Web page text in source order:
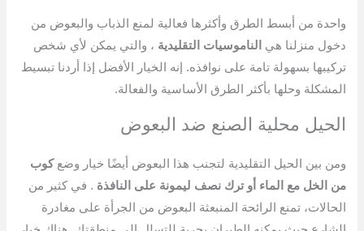
واحدة من أبسط الطرق وأكثرها فعالية لمنع الذباب والبعوض من
دخول منزلنا هي
الناموسيات التقليدية ، والتي يمكن لأي شخص
تركيبها بسهولة تامة على نوافذه. إنه الخيار الأفضل إذا أردنا تبسيط
المشكلة وحلها بأكثر الطرق الأساسية والفعالة.
الحيل محلية الصنع ضد البعوض
ومن بين الحيل التقليدية لتجنب هذا البعوض أيضًا خيار وضعكوب
من الخل مع الماء أو ترك نصف ليمونة على النافذة . في كثير من
الحالات، تمنع الرائحة المنبعثة البعوض من الجرأة على مغادرة